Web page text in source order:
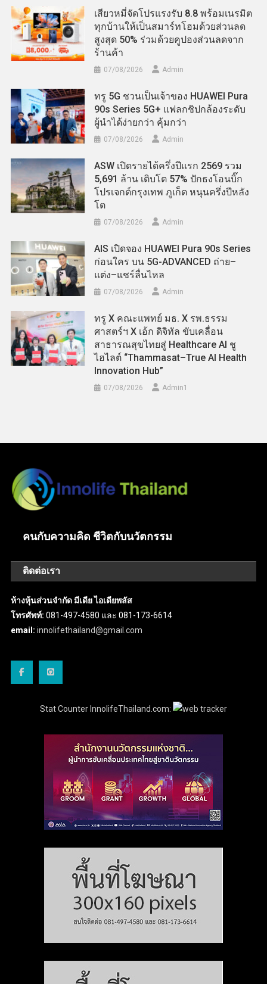
เสียวหมี่จัดโปรแรงรับ 8.8 พร้อมเนรมิต
ทุกบ้านให้เป็นสมาร์ทโฮมด้วยส่วนลด
สูงสุด 50% ร่วมด้วยคูปองส่วนลดจาก
ร้านค้า
07/08/2026 Admin
ทรู 5G ชวนเป็นเจ้าของ HUAWEI Pura
90s Series 5G+ แฟลกชิปกล้องระดับ
ผู้นำได้ง่ายกว่า คุ้มกว่า
07/08/2026 Admin
ASW เปิดรายได้ครึ่งปีแรก 2569 รวม
5,691 ล้าน เติบโต 57% ปักธงโอนบิ๊ก
โปรเจกต์กรุงเทพ ภูเก็ต หนุนครึ่งปีหลัง
โต
07/08/2026 Admin
AIS เปิดจอง HUAWEI Pura 90s Series
ก่อนใคร บน 5G-ADVANCED ถ่าย–
แต่ง–แชร์ลื่นไหล
07/08/2026 Admin
ทรู X คณะแพทย์ มธ. X รพ.ธรรม
ศาสตร์ฯ X เอ้ก ดิจิทัล ขับเคลื่อน
สาธารณสุขไทยสู่ Healthcare AI ชู
ไฮไลต์ “Thammasat–True AI Health
Innovation Hub”
07/08/2026 Admin​1
คนกับความคิด ชีวิตกับนวัตกรรม
ติดต่อเรา
ห้างหุ้นส่วนจำกัด มีเดีย ไอเดียพลัส
โทรศัพท์: 081-497-4580 และ 081-173-6614
email: innolifethailand@gmail.com
Stat Counter InnolifeThailand.com: